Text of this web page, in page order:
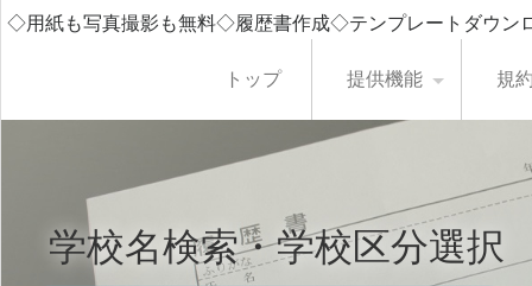
◇用紙も写真撮影も無料◇履歴書作成◇テンプレートダウ
トップ 提供機能 規
学校名検索・学校区分選択